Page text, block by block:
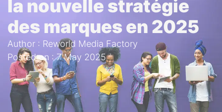
la nouvelle stratégie
des marques en 2025
Author : Reworld Media Factory
Posted on : 7 May 2025